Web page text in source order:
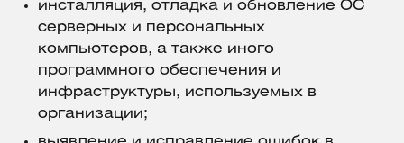
инсталляция, отладка и обновление ОС
серверных и персональных
компьютеров, а также иного
программного обеспечения и
инфраструктуры, используемых в
организации;